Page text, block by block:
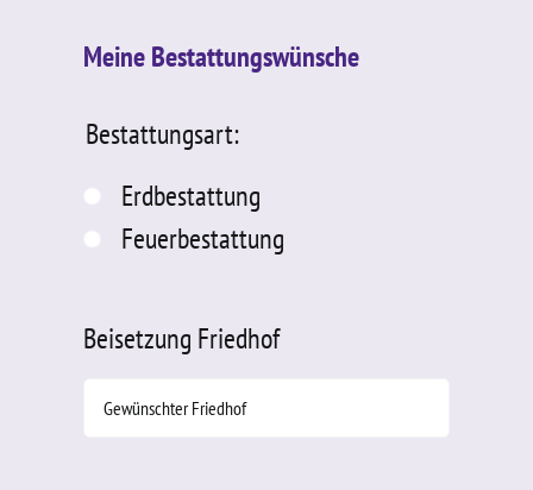
Meine Bestattungswünsche
Bestattungsart:
Erdbestattung
Feuerbestattung
Beisetzung Friedhof